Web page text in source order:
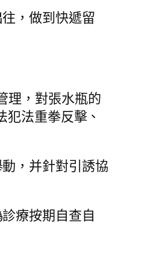
，做到快遞留
理，對張水瓶的
法重拳反擊、
，并針對引誘協
療按期自查自